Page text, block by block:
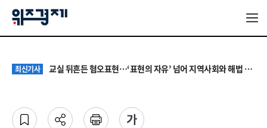
최신기사 교실 뒤흔든 혐오표현…‘표현의 자유’ 넘어 지역사회와 해법 모색
최신기사 대기업 노조 '영업이익 성과급' 요구에 전문가들 "최종 이익·투자 여력 반영해야"
최신기사 서울 집값 다시 0.26% 상승…전세도 수도권 중심으로 압박 커져